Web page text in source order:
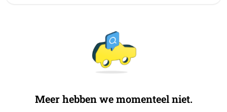
Meer hebben we momenteel niet.